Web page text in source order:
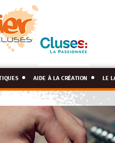
aide à la création le